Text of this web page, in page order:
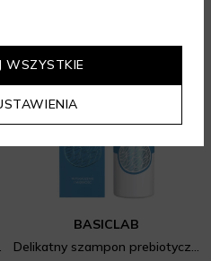
BASICLAB
Delikatny szampon prebiotyczny
WSZYSTKIE